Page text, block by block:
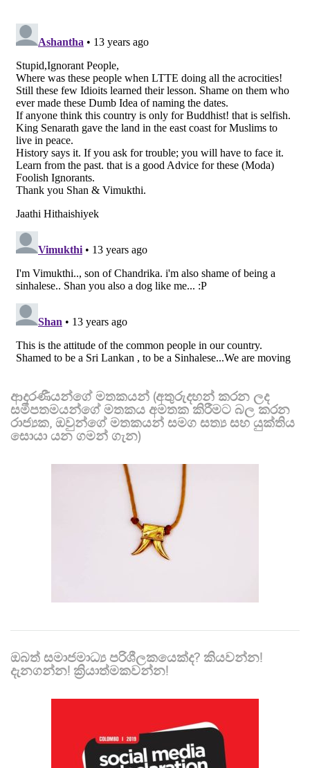
ආදරණීයන්ගේ මතකයන් (අතුරුදහන් කරන ලද
සමීපතමයන්ගේ මතකය අමතක කිරීමට බල කරන
රාජ්‍යක, ඔවුන්ගේ මතකයන් සමග සත්‍ය සහ යුක්තිය
සොයා යන ගමන් ගැන)
ඔබත් සමාජමාධ්‍ය පරිශීලකයෙක්ද? කියවන්න!
දැනගන්න! ක්‍රියාත්මකවන්න!